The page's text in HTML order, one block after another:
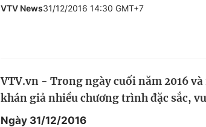
Chất lượng cuộc sống
VTV News31/12/2016 14:30 GMT+7
VTV.vn - Trong ngày cuối năm 2016
khán giả nhiều chương trình đặc sắc,
Ngày 31/12/2016